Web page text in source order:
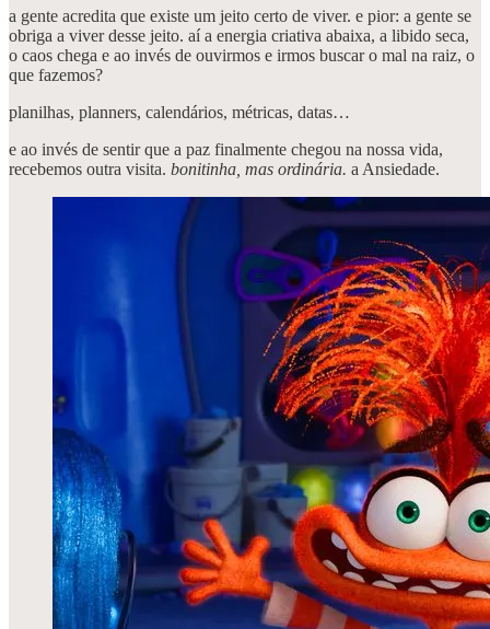
a gente acredita que existe um jeito certo de viver. e pior: a gente se
obriga a viver desse jeito. aí a energia criativa abaixa, a libido seca,
o caos chega e ao invés de ouvirmos e irmos buscar o mal na raiz, o
que fazemos?
planilhas, planners, calendários, métricas, datas…
e ao invés de sentir que a paz finalmente chegou na nossa vida,
recebemos outra visita. bonitinha, mas ordinária. a Ansiedade.